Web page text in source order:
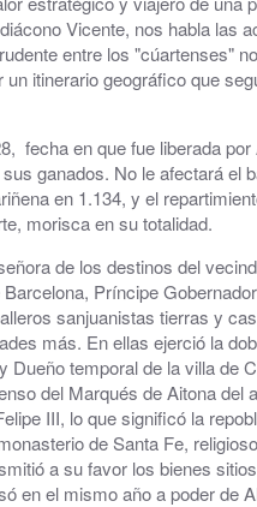
y Depósitos de
Corredor del Huerva
Vicente, nos habla las
entre los "cúartenses"
itinerario geográfico que
fecha en que fue liberada por
ganados. No le afectará el
en 1.134, y el
morisca en su totalidad.
de los destinos del
Príncipe
sanjuanistas tierras y
más. En ellas ejerció la
temporal de la villa
del Marqués de Aitona
III, lo que significó la
de Santa Fe,
a su favor los bienes
en el mismo año a poder de